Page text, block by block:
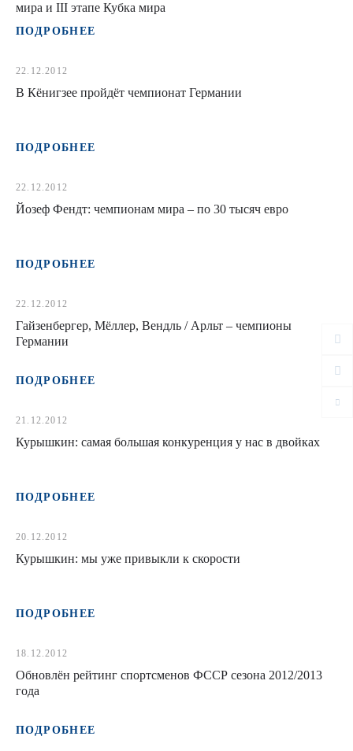
мира и III этапе Кубка мира
ПОДРОБНЕЕ
22.12.2012
В Кёнигзее пройдёт чемпионат Германии
ПОДРОБНЕЕ
22.12.2012
Йозеф Фендт: чемпионам мира – по 30 тысяч евро
ПОДРОБНЕЕ
22.12.2012
Гайзенбергер, Мёллер, Вендль / Арльт – чемпионы
Германии
ПОДРОБНЕЕ
21.12.2012
Курышкин: самая большая конкуренция у нас в двойках
ПОДРОБНЕЕ
20.12.2012
Курышкин: мы уже привыкли к скорости
ПОДРОБНЕЕ
18.12.2012
Обновлён рейтинг спортсменов ФССР сезона 2012/2013
года
ПОДРОБНЕЕ